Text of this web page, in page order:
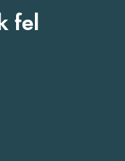
fel